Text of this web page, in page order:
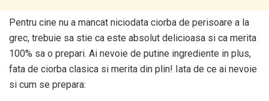
Pentru cine nu a mancat niciodata ciorba de perisoare a la
grec, trebuie sa stie ca este absolut delicioasa si ca merita
100% sa o prepari. Ai nevoie de putine ingrediente in plus,
fata de ciorba clasica si merita din plin! Iata de ce ai nevoie
si cum se prepara: